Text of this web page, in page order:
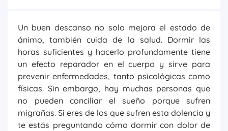
Un buen descanso no solo mejora el estado de
ánimo, también cuida de la salud. Dormir las
horas suficientes y hacerlo profundamente tiene
un efecto reparador en el cuerpo y sirve para
prevenir enfermedades, tanto psicológicas como
físicas. Sin embargo, hay muchas personas que
no pueden conciliar el sueño porque sufren
migrañas. Si eres de los que sufren esta dolencia y
te estás preguntando cómo dormir con dolor de